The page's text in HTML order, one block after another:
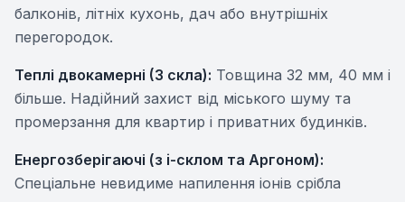
балконів, літніх кухонь, дач або внутрішніх
перегородок.
Теплі двокамерні (3 скла): Товщина 32 мм, 40 мм і
більше. Надійний захист від міського шуму та
промерзання для квартир і приватних будинків.
Енергозберігаючі (з i-склом та Аргоном):
Спеціальне невидиме напилення іонів срібла